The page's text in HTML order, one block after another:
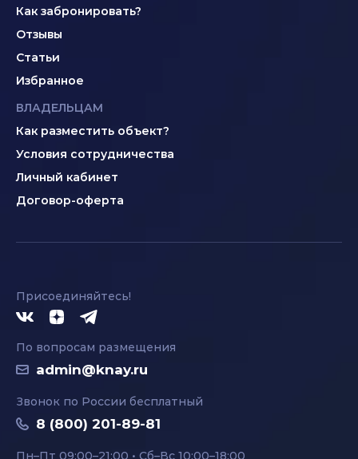
Как забронировать?
Отзывы
Статьи
Избранное
ВЛАДЕЛЬЦАМ
Как разместить объект?
Условия сотрудничества
Личный кабинет
Договор-оферта
Присоединяйтесь!
По вопросам размещения
admin@knay.ru
Звонок по России бесплатный
8 (800) 201-89-81
Пн–Пт 09:00–21:00 • Сб–Вс 10:00–18:00